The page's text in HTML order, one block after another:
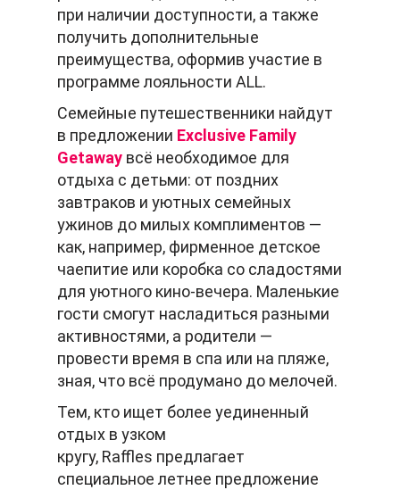
при наличии доступности, а также
получить дополнительные
преимущества, оформив участие в
программе лояльности ALL.
Семейные путешественники найдут
в предложении Exclusive Family
Getaway всё необходимое для
отдыха с детьми: от поздних
завтраков и уютных семейных
ужинов до милых комплиментов —
как, например, фирменное детское
чаепитие или коробка со сладостями
для уютного кино-вечера. Маленькие
гости смогут насладиться разными
активностями, а родители —
провести время в спа или на пляже,
зная, что всё продумано до мелочей.
Тем, кто ищет более уединенный
отдых в узком
кругу, Raffles предлагает
специальное летнее предложение